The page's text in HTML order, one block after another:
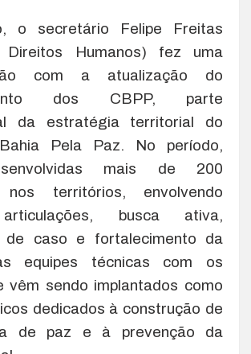
o secretário Felipe Freitas
Humanos) fez uma
com a atualização do
dos CBPP, parte
da estratégia territorial do
Pela Paz. No período,
mais de 200
nos territórios, envolvendo
busca ativa,
de caso e fortalecimento da
equipes técnicas com os
vêm sendo implantados como
dedicados à construção de
de paz e à prevenção da